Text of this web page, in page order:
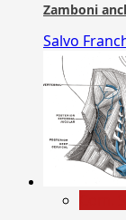
Zamboni
Salvo